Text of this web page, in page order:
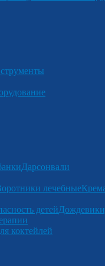
Дарсонвали
лечебные
детей
коктейлей